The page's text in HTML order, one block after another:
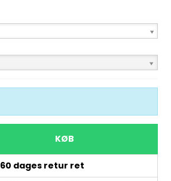
KØB
60 dages retur ret